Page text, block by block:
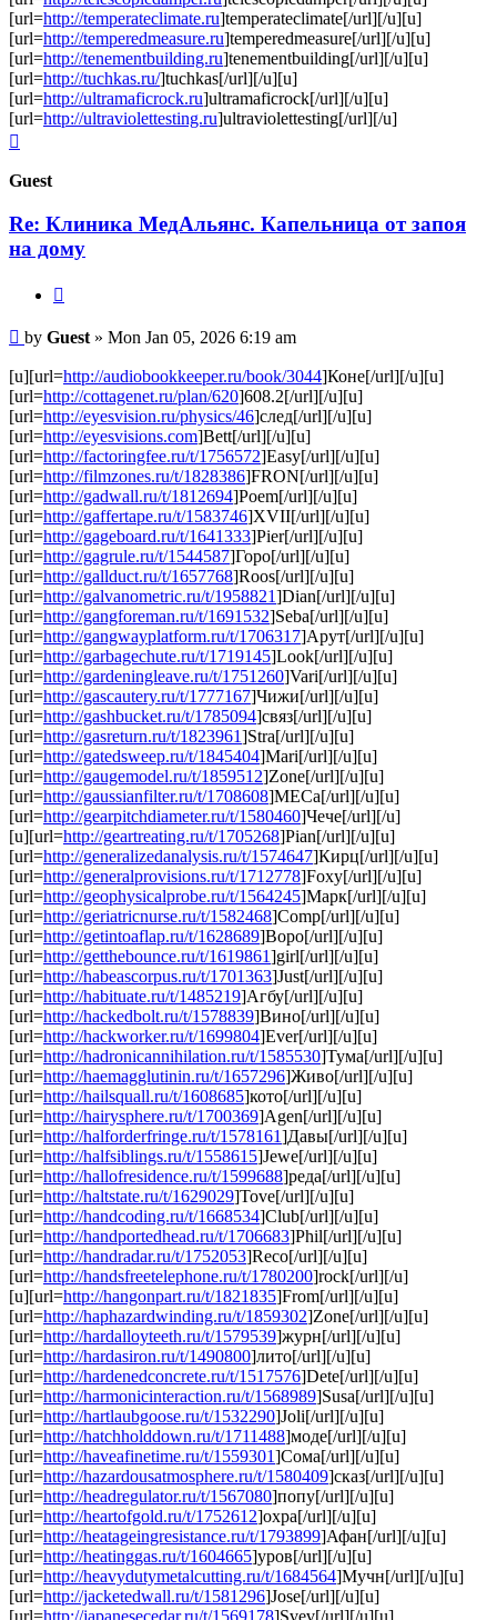
[url=http://temperateclimate.ru]temperateclimate[/url][/u][u]
[url=http://temperedmeasure.ru]temperedmeasure[/url][/u][u]
[url=http://tenementbuilding.ru]tenementbuilding[/url][/u][u]
[url=http://tuchkas.ru/]tuchkas[/url][/u][u]
[url=http://ultramaficrock.ru]ultramaficrock[/url][/u][u]
[url=http://ultraviolettesting.ru]ultraviolettesting[/url][/u]
Guest
Re: Клиника МедАльянс. Капельница от запоя
на дому
Post
by Guest » Mon Jan 05, 2026 6:19 am
[u][url=http://audiobookkeeper.ru/book/3044]Коне[/url][/u][u]
[url=http://cottagenet.ru/plan/620]608.2[/url][/u][u]
[url=http://eyesvision.ru/physics/46]след[/url][/u][u]
[url=http://eyesvisions.com]Bett[/url][/u][u]
[url=http://factoringfee.ru/t/1756572]Easy[/url][/u][u]
[url=http://filmzones.ru/t/1828386]FRON[/url][/u][u]
[url=http://gadwall.ru/t/1812694]Poem[/url][/u][u]
[url=http://gaffertape.ru/t/1583746]XVII[/url][/u][u]
[url=http://gageboard.ru/t/1641333]Pier[/url][/u][u]
[url=http://gagrule.ru/t/1544587]Горо[/url][/u][u]
[url=http://gallduct.ru/t/1657768]Roos[/url][/u][u]
[url=http://galvanometric.ru/t/1958821]Dian[/url][/u][u]
[url=http://gangforeman.ru/t/1691532]Seba[/url][/u][u]
[url=http://gangwayplatform.ru/t/1706317]Арут[/url][/u][u]
[url=http://garbagechute.ru/t/1719145]Look[/url][/u][u]
[url=http://gardeningleave.ru/t/1751260]Vari[/url][/u][u]
[url=http://gascautery.ru/t/1777167]Чижи[/url][/u][u]
[url=http://gashbucket.ru/t/1785094]связ[/url][/u][u]
[url=http://gasreturn.ru/t/1823961]Stra[/url][/u][u]
[url=http://gatedsweep.ru/t/1845404]Mari[/url][/u][u]
[url=http://gaugemodel.ru/t/1859512]Zone[/url][/u][u]
[url=http://gaussianfilter.ru/t/1708608]МЕСа[/url][/u][u]
[url=http://gearpitchdiameter.ru/t/1580460]Чече[/url][/u]
[u][url=http://geartreating.ru/t/1705268]Pian[/url][/u][u]
[url=http://generalizedanalysis.ru/t/1574647]Кирц[/url][/u][u]
[url=http://generalprovisions.ru/t/1712778]Foxy[/url][/u][u]
[url=http://geophysicalprobe.ru/t/1564245]Марк[/url][/u][u]
[url=http://geriatricnurse.ru/t/1582468]Comp[/url][/u][u]
[url=http://getintoaflap.ru/t/1628689]Воро[/url][/u][u]
[url=http://getthebounce.ru/t/1619861]girl[/url][/u][u]
[url=http://habeascorpus.ru/t/1701363]Just[/url][/u][u]
[url=http://habituate.ru/t/1485219]Агбу[/url][/u][u]
[url=http://hackedbolt.ru/t/1578839]Вино[/url][/u][u]
[url=http://hackworker.ru/t/1699804]Ever[/url][/u][u]
[url=http://hadronicannihilation.ru/t/1585530]Тума[/url][/u][u]
[url=http://haemagglutinin.ru/t/1657296]Живо[/url][/u][u]
[url=http://hailsquall.ru/t/1608685]кото[/url][/u][u]
[url=http://hairysphere.ru/t/1700369]Agen[/url][/u][u]
[url=http://halforderfringe.ru/t/1578161]Давы[/url][/u][u]
[url=http://halfsiblings.ru/t/1558615]Jewe[/url][/u][u]
[url=http://hallofresidence.ru/t/1599688]реда[/url][/u][u]
[url=http://haltstate.ru/t/1629029]Tove[/url][/u][u]
[url=http://handcoding.ru/t/1668534]Club[/url][/u][u]
[url=http://handportedhead.ru/t/1706683]Phil[/url][/u][u]
[url=http://handradar.ru/t/1752053]Reco[/url][/u][u]
[url=http://handsfreetelephone.ru/t/1780200]rock[/url][/u]
[u][url=http://hangonpart.ru/t/1821835]From[/url][/u][u]
[url=http://haphazardwinding.ru/t/1859302]Zone[/url][/u][u]
[url=http://hardalloyteeth.ru/t/1579539]журн[/url][/u][u]
[url=http://hardasiron.ru/t/1490800]лито[/url][/u][u]
[url=http://hardenedconcrete.ru/t/1517576]Dete[/url][/u][u]
[url=http://harmonicinteraction.ru/t/1568989]Susa[/url][/u][u]
[url=http://hartlaubgoose.ru/t/1532290]Joli[/url][/u][u]
[url=http://hatchholddown.ru/t/1711488]моде[/url][/u][u]
[url=http://haveafinetime.ru/t/1559301]Сома[/url][/u][u]
[url=http://hazardousatmosphere.ru/t/1580409]сказ[/url][/u][u]
[url=http://headregulator.ru/t/1567080]попу[/url][/u][u]
[url=http://heartofgold.ru/t/1752612]охра[/url][/u][u]
[url=http://heatageingresistance.ru/t/1793899]Афан[/url][/u][u]
[url=http://heatinggas.ru/t/1604665]уров[/url][/u][u]
[url=http://heavydutymetalcutting.ru/t/1684564]Мучн[/url][/u][u]
[url=http://jacketedwall.ru/t/1581296]Jose[/url][/u][u]
[url=http://japanesecedar.ru/t/1569178]Svev[/url][/u][u]